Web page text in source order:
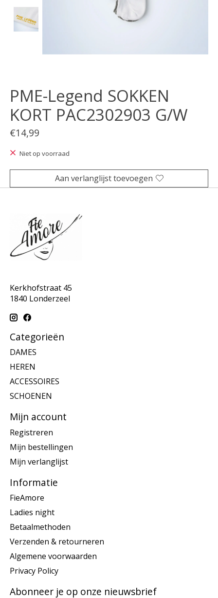
PME-Legend SOKKEN
KORT PAC2302903 G/W
€14,99
Niet op voorraad
Aan verlanglijst toevoegen
Kerkhofstraat 45
1840 Londerzeel
Categorieën
DAMES
HEREN
ACCESSOIRES
SCHOENEN
Mijn account
Registreren
Mijn bestellingen
Mijn verlanglijst
Informatie
FieAmore
Ladies night
Betaalmethoden
Verzenden & retourneren
Algemene voorwaarden
Privacy Policy
Abonneer je op onze nieuwsbrief